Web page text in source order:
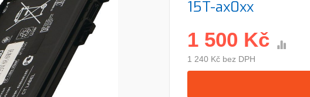
15T-ax0xx
1 500 Kč
1 240 Kč bez DPH